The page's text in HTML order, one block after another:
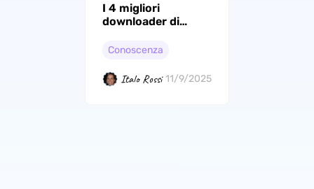
I 4 migliori
downloader di
Conoscenza
Italo Rossi 11/9/2025